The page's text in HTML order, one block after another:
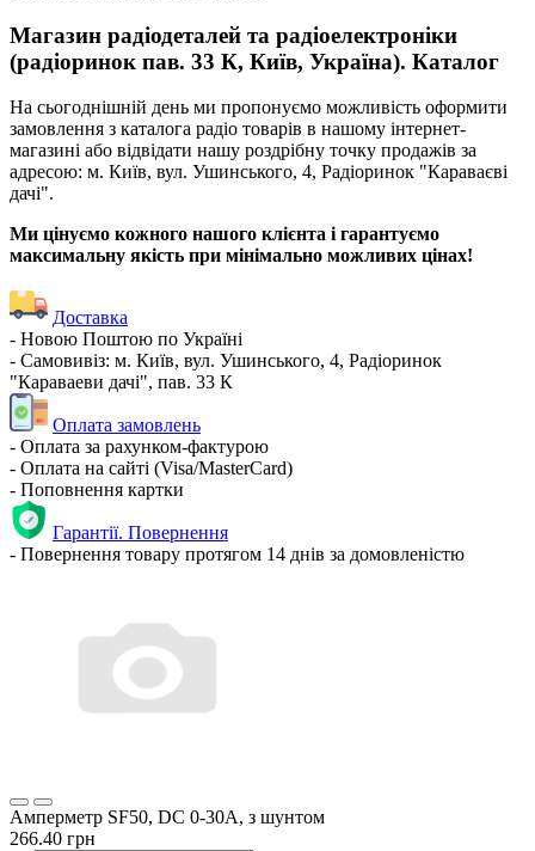
Магазин радіодеталей та радіоелектроніки
(радіоринок пав. 33 К, Київ, Україна). Каталог
На сьогоднішній день ми пропонуємо можливість оформити
замовлення з каталога радіо товарів в нашому інтернет-
магазині або відвідати нашу роздрібну точку продажів за
адресою: м. Київ, вул. Ушинського, 4, Радіоринок "Караваєві
дачі".
Ми цінуємо кожного нашого клієнта і гарантуємо
максимальну якість при мінімально можливих цінах!
Доставка
- Новою Поштою по Україні
- Самовивіз: м. Київ, вул. Ушинського, 4, Радіоринок
"Караваеви дачі", пав. 33 К
Оплата замовлень
- Оплата за рахунком-фактурою
- Оплата на сайті (Visa/MasterCard)
- Поповнення картки
Гарантії. Повернення
- Повернення товару протягом 14 днів за домовленістю
Амперметр SF50, DC 0-30А, з шунтом
266.40 грн